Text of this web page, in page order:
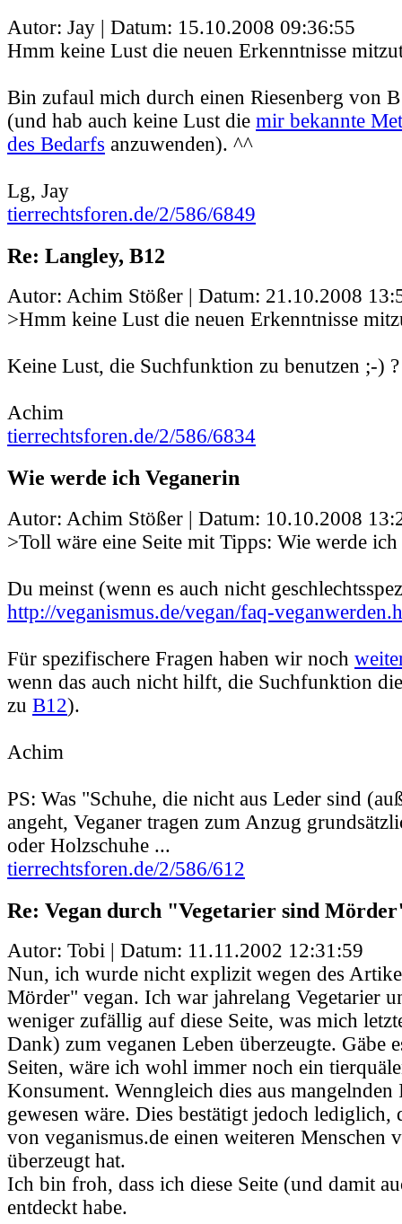
Autor: Jay | Datum: 15.10.2008 09:36:55
Hmm keine Lust die neuen Erkenntnisse
Bin zufaul mich durch einen Riesenberg von
(und hab auch keine Lust die mir bekannte
des Bedarfs anzuwenden). ^^
Lg, Jay
tierrechtsforen.de/2/586/6849
Re: Langley, B12
Autor: Achim Stößer | Datum: 21.10.2008
>Hmm keine Lust die neuen Erkenntnisse
Keine Lust, die Suchfunktion zu benutzen ;-) ?
Achim
tierrechtsforen.de/2/586/6834
Wie werde ich Veganerin
Autor: Achim Stößer | Datum: 10.10.2008
>Toll wäre eine Seite mit Tipps: Wie werde
Du meinst (wenn es auch nicht
http://veganismus.de/vegan/faq-
Für spezifischere Fragen haben wir noch
wenn das auch nicht hilft, die Suchfunktion
zu B12).
Achim
PS: Was "Schuhe, die nicht aus Leder sind
angeht, Veganer tragen zum Anzug
oder Holzschuhe ...
tierrechtsforen.de/2/586/612
Re: Vegan durch "Vegetarier sind
Autor: Tobi | Datum: 11.11.2002 12:31:59
Nun, ich wurde nicht explizit wegen des
Mörder" vegan. Ich war jahrelang Vegetarier
weniger zufällig auf diese Seite, was mich
Dank) zum veganen Leben überzeugte. Gäbe
Seiten, wäre ich wohl immer noch ein
Konsument. Wenngleich dies aus
gewesen wäre. Dies bestätigt jedoch lediglich,
von veganismus.de einen weiteren Menschen
überzeugt hat.
Ich bin froh, dass ich diese Seite (und damit
entdeckt habe.